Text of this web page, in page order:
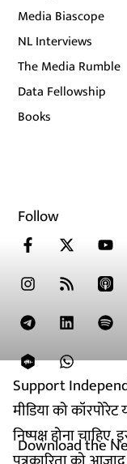
Support
मीडिया को
निष्पक्ष होना
Media Biascope
NL Interviews
The Media Rumble
Data Fellowship
Books
Follow
Download the